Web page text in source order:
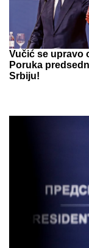
Vučić se upravo
Poruka
Srbiju!